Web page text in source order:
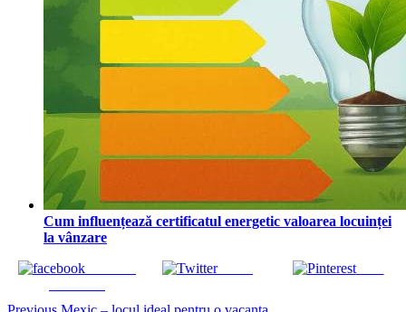
Cum influențează certificatul energetic valoarea locuinței
la vânzare
Tweet Save